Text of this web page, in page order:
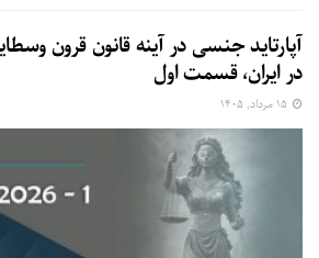
آپارتاید جنسی در آینه قانون قرون
در ایران، قسمت اول